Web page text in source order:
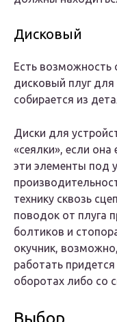
Дисковый
Есть возможность
дисковый плуг
собирается из
Диски для
«сеялки», если она
эти элементы под
технику сквозь
поводок от плуга
болтиков и
окучник,
работать
оборотах либо со